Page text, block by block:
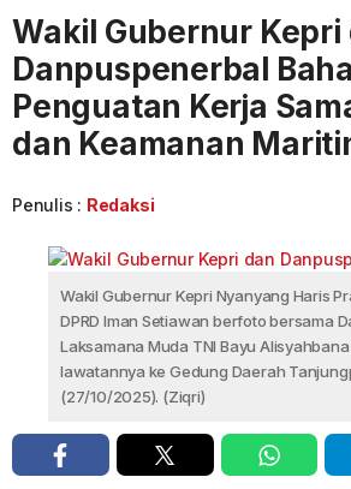
Wakil Gubernur Kepri
Danpuspenerbal
Penguatan Kerja
dan Keamanan
Penulis : Redaksi
Wakil Gubernur Kepri Nyanyang Haris
DPRD Iman Setiawan berfoto bersama
Laksamana Muda TNI Bayu
lawatannya ke Gedung Daerah
(27/10/2025). (Ziqri)